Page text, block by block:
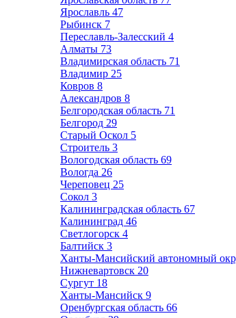
Ярославль 47
Рыбинск 7
Переславль-Залесский 4
Алматы 73
Владимирская область 71
Владимир 25
Ковров 8
Александров 8
Белгородская область 71
Белгород 29
Старый Оскол 5
Строитель 3
Вологодская область 69
Вологда 26
Череповец 25
Сокол 3
Калининградская область 67
Калининград 46
Светлогорск 4
Балтийск 3
Ханты-Мансийский автономный
Нижневартовск 20
Сургут 18
Ханты-Мансийск 9
Оренбургская область 66